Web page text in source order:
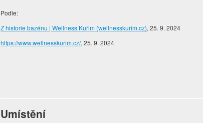
Podle:
Z historie bazénu | Wellness Kuřim (wellnesskurim.cz), 25. 9. 2024
https://www.wellnesskurim.cz/, 25. 9. 2024
Umístění